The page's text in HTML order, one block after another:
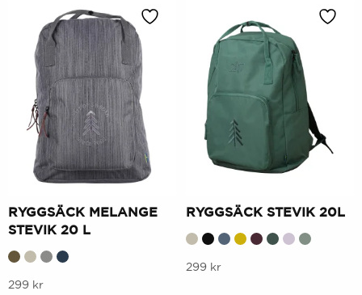
varianter.
Alternativen
väljas
produktsidan
varianter.
Alternativen
kan
väljas
produktsidan
RYGGSÄCK MELANGE
STEVIK 20 L
Denna
299 kr
RYGGSÄCK STEVIK 20L
Denna
299 kr